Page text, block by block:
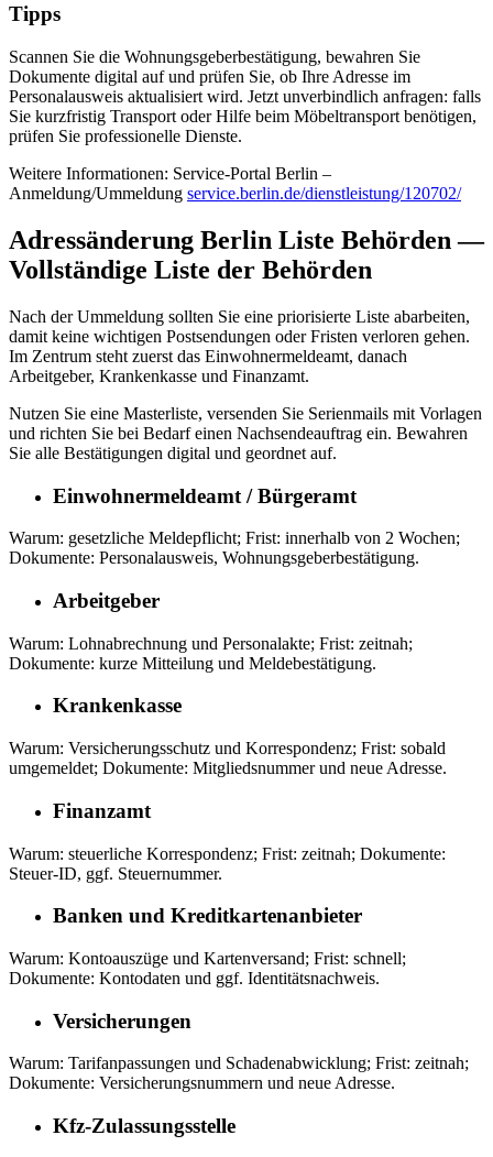
Tipps
Scannen Sie die Wohnungsgeberbestätigung, bewahren Sie
Dokumente digital auf und prüfen Sie, ob Ihre Adresse im
Personalausweis aktualisiert wird. Jetzt unverbindlich anfragen: falls
Sie kurzfristig Transport oder Hilfe beim Möbeltransport benötigen,
prüfen Sie professionelle Dienste.
Weitere Informationen: Service‑Portal Berlin –
Anmeldung/Ummeldung service.berlin.de/dienstleistung/120702/
Adressänderung Berlin Liste Behörden —
Vollständige Liste der Behörden
Nach der Ummeldung sollten Sie eine priorisierte Liste abarbeiten,
damit keine wichtigen Postsendungen oder Fristen verloren gehen.
Im Zentrum steht zuerst das Einwohnermeldeamt, danach
Arbeitgeber, Krankenkasse und Finanzamt.
Nutzen Sie eine Masterliste, versenden Sie Serienmails mit Vorlagen
und richten Sie bei Bedarf einen Nachsendeauftrag ein. Bewahren
Sie alle Bestätigungen digital und geordnet auf.
Einwohnermeldeamt / Bürgeramt
Warum: gesetzliche Meldepflicht; Frist: innerhalb von 2 Wochen;
Dokumente: Personalausweis, Wohnungsgeberbestätigung.
Arbeitgeber
Warum: Lohnabrechnung und Personalakte; Frist: zeitnah;
Dokumente: kurze Mitteilung und Meldebestätigung.
Krankenkasse
Warum: Versicherungsschutz und Korrespondenz; Frist: sobald
umgemeldet; Dokumente: Mitgliedsnummer und neue Adresse.
Finanzamt
Warum: steuerliche Korrespondenz; Frist: zeitnah; Dokumente:
Steuer‑ID, ggf. Steuernummer.
Banken und Kreditkartenanbieter
Warum: Kontoauszüge und Kartenversand; Frist: schnell;
Dokumente: Kontodaten und ggf. Identitätsnachweis.
Versicherungen
Warum: Tarifanpassungen und Schadenabwicklung; Frist: zeitnah;
Dokumente: Versicherungsnummern und neue Adresse.
Kfz‑Zulassungsstelle